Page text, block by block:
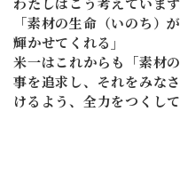
「素材の生命（いのち）が
輝かせてくれる」
米一はこれからも「素材
事を追求し、 それをみな
けるよう、 全力をつくし